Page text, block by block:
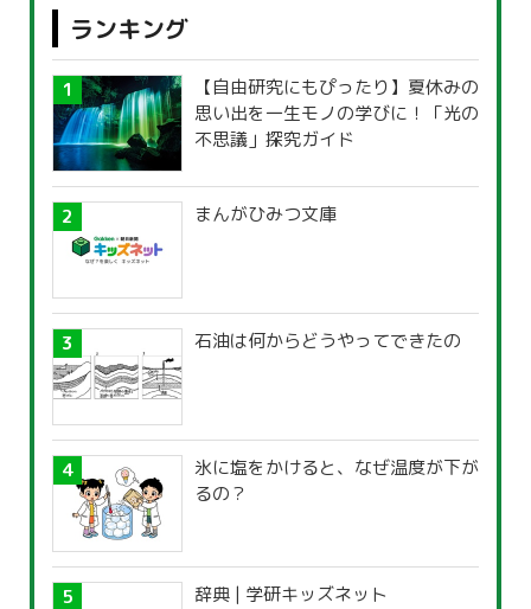
ランキング
【自由研究にもぴったり】夏休みの
思い出を一生モノの学びに！「光の
不思議」探究ガイド
まんがひみつ文庫
石油は何からどうやってできたの
氷に塩をかけると、なぜ温度が下が
るの？
辞典 | 学研キッズネット